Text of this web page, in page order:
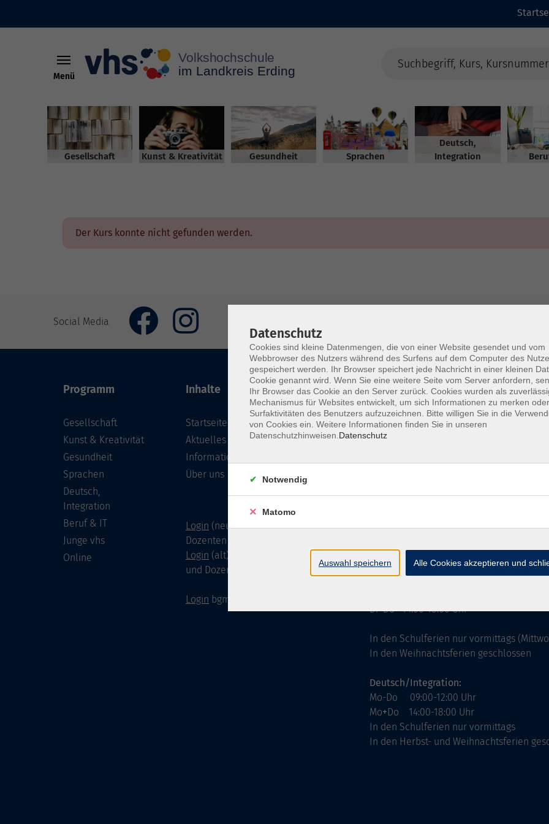
Menü
Gesellschaft Kunst & Kreativität Gesundheit Sprachen
Deutsch,
Integration
Der Kurs konnte nicht gefunden werden.
Social Media
Programm
Gesellschaft
Kunst & Kreativität
Gesundheit
Sprachen
Deutsch,
Integration
Beruf & IT
Junge vhs
Online
Inhalte
Startseite
Aktuelles
Informationen
Über uns
Login (neu) für Dozentinnen und
Dozenten
Login (alt) für Dozentinnen
und Dozenten
Login bgm-cloud
Volkshochschule im Lkr. Erding
Zweckverband Volkshochschule im Lkr.
Lethnerstr. 13
85435 ErdingGoogleMaps®
Servicezeiten
allgemein:
Di+Do 14:00-18:00 Uhr
In den Schulferien nur vormittags
In den Weihnachtsferien geschlossen
Deutsch/Integration:
Mo-Do 09:00-12:00 Uhr
Mo+Do 14:00-18:00 Uhr
In den Schulferien nur vormittags
In den Herbst- und Weihnachtsferien
Datenschutz
Cookies sind kleine Datenmengen, die von einer Website gesendet und vom
Webbrowser des Nutzers während des Surfens auf dem Computer des
gespeichert werden. Ihr Browser speichert jede Nachricht in einer kleinen
Cookie genannt wird. Wenn Sie eine weitere Seite vom Server anfordern,
Ihr Browser das Cookie an den Server zurück. Cookies wurden als
Mechanismus für Websites entwickelt, um sich Informationen zu merken
Surfaktivitäten des Benutzers aufzuzeichnen. Bitte willigen Sie in die
von Cookies ein. Weitere Informationen finden Sie in unseren
Datenschutzhinweisen. Datenschutz
Notwendig
Matomo
Auswahl speichern Alle Cookies akzeptieren und